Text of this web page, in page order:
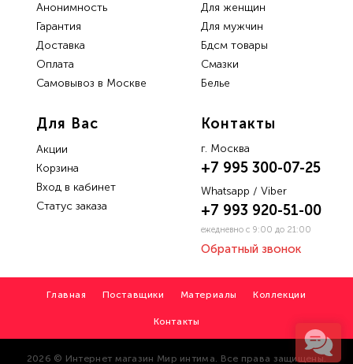
Для женщин
Для мужчин
Бдсм товары
Смазки
Белье
Анонимность
Гарантия
Доставка
Oплата
Самовывоз в Москве
Для Вас
Акции
Корзина
Вход в кабинет
Статус заказа
Контакты
г. Москва
+7 995 300-07-25
+7 993 920-51-00
Whatsapp / Viber
ежедневно с 9:00 до 21:00
Обратный звонок
Главная Поставщики Материалы Коллекции
Контакты
2026 © Интернет магазин Мир интима. Все права защищены.